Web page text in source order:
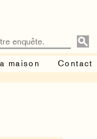
maison Contact